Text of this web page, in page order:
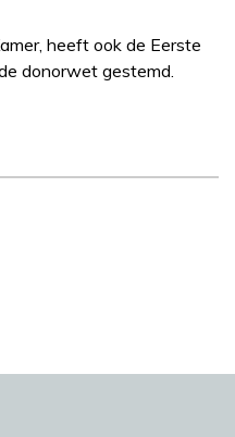
heeft ook de Eerste
donorwet gestemd.